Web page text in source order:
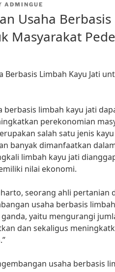
ADMINGUE
Usaha
Masyarakat
Berbasis Limbah Kayu Jati
berbasis limbah kayu jati
perekonomian
salah satu jenis
banyak dimanfaatkan
limbah kayu jati
nilai ekonomi.
seorang ahli pertanian
usaha berbasis
yaitu mengurangi
dan sekaligus
usaha berbasis